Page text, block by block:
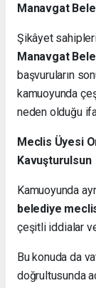
Manavgat
Şikâyet
Manavgat
başvuruların
kamuoyunda
neden olduğu
Meclis Üyesi
Kavuşturulsun
Kamuoyunda
belediye
çeşitli iddialar
Bu konuda da
doğrultusunda